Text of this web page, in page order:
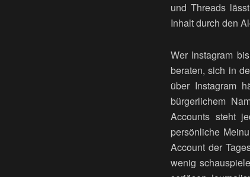
und Threads
Inhalt durch den
Wer Instagram
beraten, sich in
über Instagram
bürgerlichem
Accounts steht
persönliche
Account der
wenig